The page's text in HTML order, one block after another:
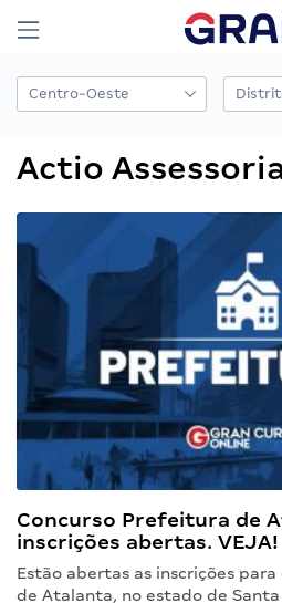
Actio
Concurso Prefeitura de
inscrições abertas. VEJA!
Estão abertas as inscrições
de Atalanta, no estado de